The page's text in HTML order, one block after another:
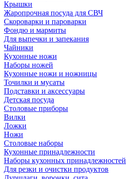
Крышки
Жаропрочная посуда для СВЧ
Скороварки и пароварки
Фондю и мармиты
Для выпечки и запекания
Чайники
Кухонные ножи
Наборы ножей
Кухонные ножи и ножницы
Точилки и мусаты
Подставки и аксессуары
Детская посуда
Столовые приборы
Вилки
Ложки
Ножи
Столовые наборы
Кухонные принадлежности
Наборы кухонных принадлежностей
Для резки и очистки продуктов